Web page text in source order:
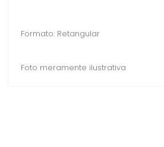
Formato: Retangular
Foto meramente ilustrativa